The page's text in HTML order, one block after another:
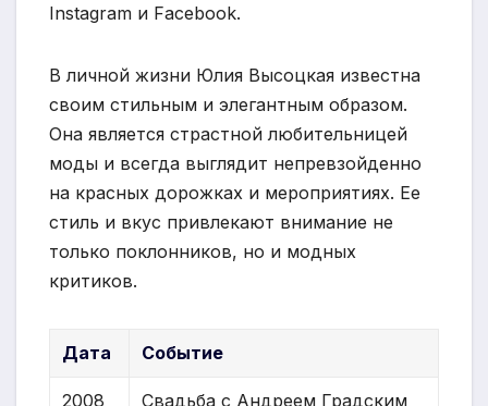
Instagram и Facebook.
В личной жизни Юлия Высоцкая известна
своим стильным и элегантным образом.
Она является страстной любительницей
моды и всегда выглядит непревзойденно
на красных дорожках и мероприятиях. Ее
стиль и вкус привлекают внимание не
только поклонников, но и модных
критиков.
Дата Событие
2008 Свадьба с Андреем Градским